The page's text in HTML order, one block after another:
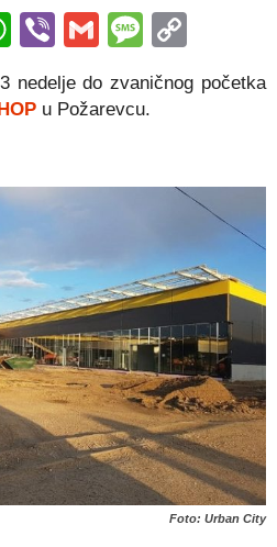
WhatsApp
ViberGmail
Link
nedelje do zvaničnog početka
u Požarevcu.
Foto: Urban City